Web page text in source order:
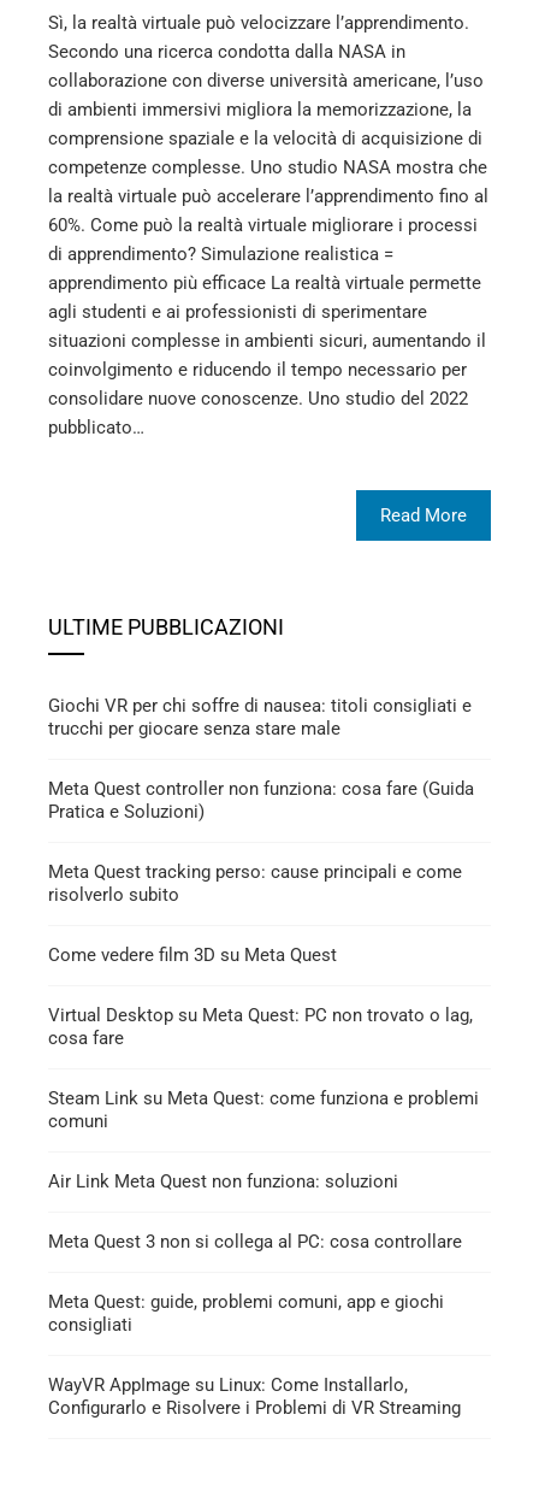
Sì, la realtà virtuale può velocizzare l’apprendimento.
Secondo una ricerca condotta dalla NASA in
collaborazione con diverse università americane, l’uso
di ambienti immersivi migliora la memorizzazione, la
comprensione spaziale e la velocità di acquisizione di
competenze complesse. Uno studio NASA mostra che
la realtà virtuale può accelerare l’apprendimento fino al
60%. Come può la realtà virtuale migliorare i processi
di apprendimento? Simulazione realistica =
apprendimento più efficace La realtà virtuale permette
agli studenti e ai professionisti di sperimentare
situazioni complesse in ambienti sicuri, aumentando il
coinvolgimento e riducendo il tempo necessario per
consolidare nuove conoscenze. Uno studio del 2022
pubblicato…
Read More
ULTIME PUBBLICAZIONI
Giochi VR per chi soffre di nausea: titoli consigliati e
trucchi per giocare senza stare male
Meta Quest controller non funziona: cosa fare (Guida
Pratica e Soluzioni)
Meta Quest tracking perso: cause principali e come
risolverlo subito
Come vedere film 3D su Meta Quest
Virtual Desktop su Meta Quest: PC non trovato o lag,
cosa fare
Steam Link su Meta Quest: come funziona e problemi
comuni
Air Link Meta Quest non funziona: soluzioni
Meta Quest 3 non si collega al PC: cosa controllare
Meta Quest: guide, problemi comuni, app e giochi
consigliati
WayVR AppImage su Linux: Come Installarlo,
Configurarlo e Risolvere i Problemi di VR Streaming